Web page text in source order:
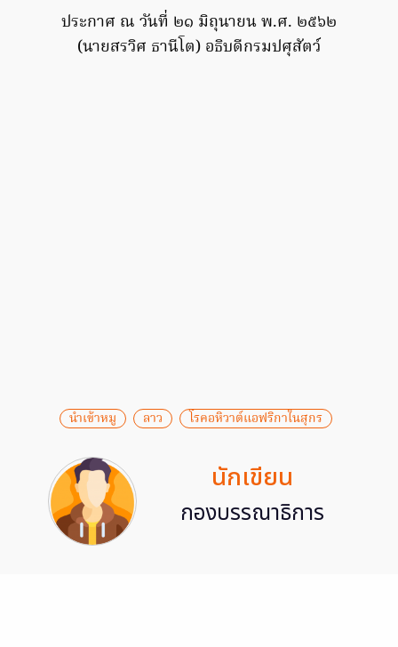
ประกาศ ณ วันที่ ๒๑ มิถุนายน พ.ศ. ๒๕๖๒
(นายสรวิศ ธานีโต) อธิบดีกรมปศุสัตว์
นำเข้าหมู ลาว โรคอหิวาต์แอฟริกาในสุกร
นักเขียน
กองบรรณาธิการ